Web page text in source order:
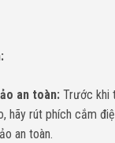
an toàn:Trước khi
hãy rút phích cắm
an toàn.